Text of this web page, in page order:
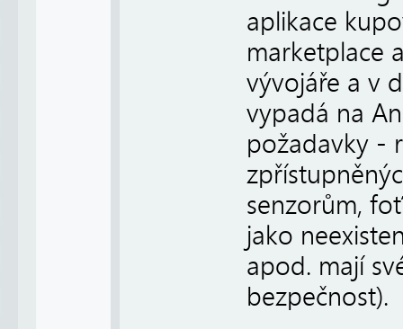
aplikace
marketplace
vývojáře a v
vypadá na
požadavky -
senzorům,
jako
apod. mají
bezpečnost).